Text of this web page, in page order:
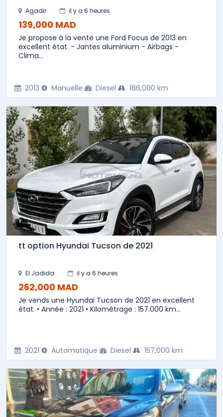
Agadir il y a 6 heures
139,000 MAD
Je propose à la vente une Ford Focus de 2013 en
excellent état. - Jantes aluminium - Airbags -
Clima...
2013 Manuelle Diesel 186,000 km
tt option Hyundai Tucson de 2021
El Jadida il y a 6 heures
262,000 MAD
Je vends une Hyundai Tucson de 2021 en excellent
état. • Année : 2021 • Kilométrage : 157.000 km...
2021 Automatique Diesel 157,000 km